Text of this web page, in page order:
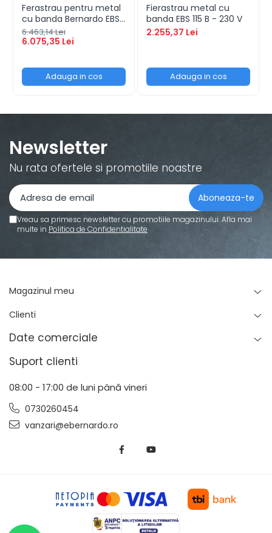
Ferastrau pentru metal
cu banda Bernardo EBS
150 GC
6.463,14 Lei
6.075,35 Lei
Adauga in cos
Fierastrau metal cu
banda EBS 115 B - 230 V
2.255,37 Lei
Adauga in cos
Newsletter
Nu rata ofertele si promotiile noastre
Vreau sa primesc newsletter cu promotiile magazinului. Afla mai
multe in Politica de Confidentialitate
Magazinul meu
Clienti
Date comerciale
Suport clienti
08:00 - 17:00 de luni până vineri
0730260454
vanzari@ebernardo.ro